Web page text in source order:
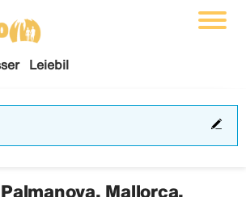
Leiebil
Mallorca,